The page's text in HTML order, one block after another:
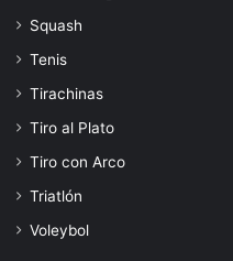
Squash
Tenis
Tirachinas
Tiro al Plato
Tiro con Arco
Triatlón
Voleybol